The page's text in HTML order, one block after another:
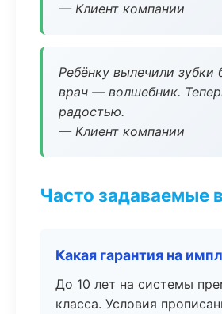
— Клиент компании
Ребёнку вылечили зубки
врач — волшебник.
радостью.
— Клиент компании
Часто задаваемые
Какая гарантия на
До 10 лет на системы
класса. Условия